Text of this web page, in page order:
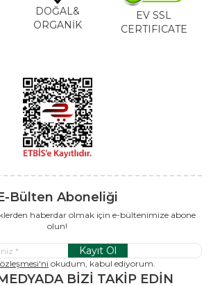
DOĞAL&
ORGANİK
EV SSL
CERTIFICATE
Bülten Aboneliği
haberdar olmak için e-bültenimize abone
olun!
Kayıt Ol
okudum, kabul ediyorum.
BİZİ TAKİP EDİN